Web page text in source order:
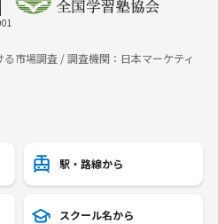
市場調査 / 調査機関：日本マーケティ
駅・路線から
スクール名から